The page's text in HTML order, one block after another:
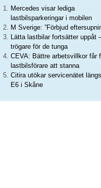
Mercedes visar lediga
lastbilsparkeringar i mobilen
M Sverige: ”Förbjud
Lätta lastbilar fortsätter uppåt
trögare för de tunga
CEVA: Bättre arbetsvillkor får
lastbilsförare att stanna
Citira utökar servicenätet längs
E6 i Skåne